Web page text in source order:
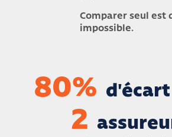
Comparer seul est
impossible.
80%
2